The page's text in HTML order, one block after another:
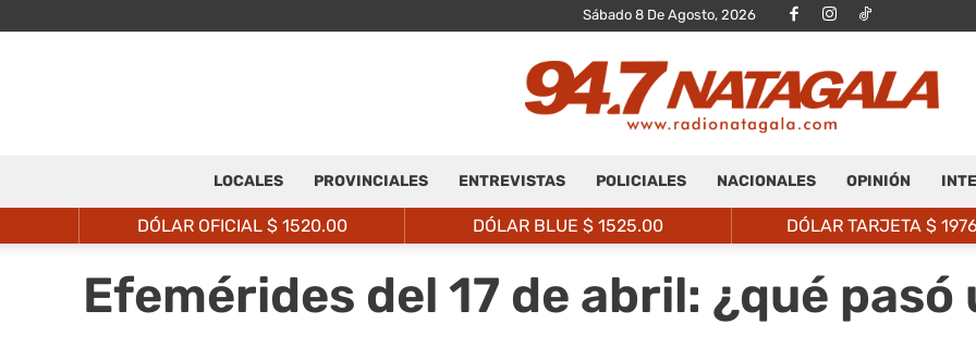
Sábado 8 De Agosto, 2026
LOCALES PROVINCIALES ENTREVISTAS POLICIALES NACIONALES OPINIÓN
DÓLAR OFICIAL $ 1520.00 DÓLAR BLUE $ 1525.00 DÓLAR TARJETA $
Efemérides del 17 de abril: ¿qué